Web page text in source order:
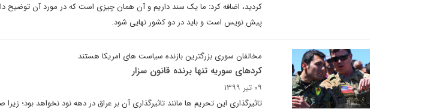
کردید، اضافه کرد: ما یک سند داریم و آن همان چیزی است که در مورد آن توضیح
پیش نویس است و باید در دو کشور نهایی شود.
مخالفان سوری بزرگترین بازنده سیاست های امریکا هستند
کردهای سوریه تنها برنده قانون سزار
۰۹ تیر ۱۳۹۹
تاثیرگذاری این تحریم ها مانند تاثیرگذاری آن بر عراق در دهه نود نخواهد بود؛